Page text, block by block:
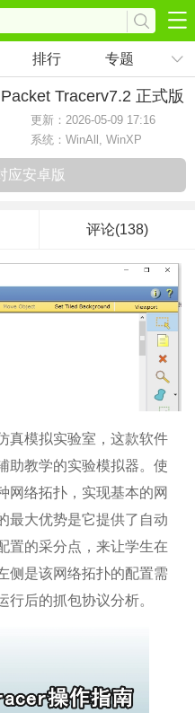
排行 专题
Tracerv7.2 正式版
更新：2026-05-09 17:16
系统：WinAll, WinXP
应安卓版
评论(138)
真模拟实验室，这款软件
助教学的实验模拟器。使
网络拓扑，实现基本的网
最大优势是它提供了自动
置的采分点，来让学生在
侧是该网络拓扑的配置需
后的抓包协议分析。